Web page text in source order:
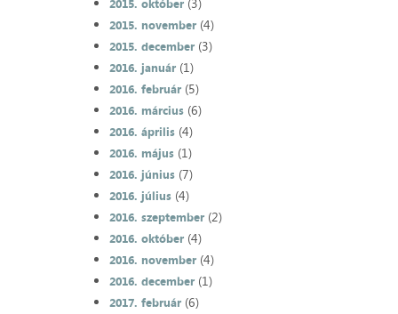
2015. október
2015. november(4)
2015. december(3)
2016. január(1)
2016. február(5)
2016. március(6)
2016. április(4)
2016. május(1)
2016. június(7)
2016. július(4)
2016. szeptember(2)
2016. október(4)
2016. november(4)
2016. december(1)
2017. február(6)